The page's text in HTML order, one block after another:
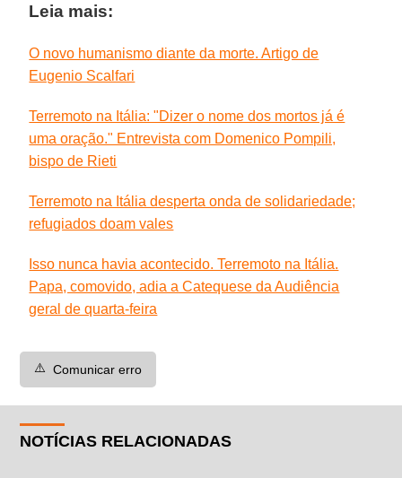
Leia mais:
O novo humanismo diante da morte. Artigo de
Eugenio Scalfari
Terremoto na Itália: "Dizer o nome dos mortos já é
uma oração." Entrevista com Domenico Pompili,
bispo de Rieti
Terremoto na Itália desperta onda de solidariedade;
refugiados doam vales
Isso nunca havia acontecido. Terremoto na Itália.
Papa, comovido, adia a Catequese da Audiência
geral de quarta-feira
⚠️ Comunicar erro
NOTÍCIAS RELACIONADAS